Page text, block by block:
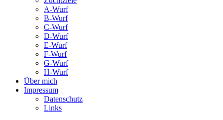
A-Wurf
B-Wurf
C-Wurf
D-Wurf
E-Wurf
F-Wurf
G-Wurf
H-Wurf
Über mich
Impressum
Datenschutz
Links